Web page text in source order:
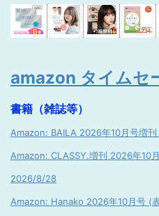
amazon タイムセ
書籍（雑誌等）
Amazon: BAILA 2026年10月号増
Amazon: CLASSY.増刊 2026年10
2026/8/28
Amazon: Hanako 2026年10月号 (